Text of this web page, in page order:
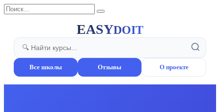
Перейти
к
Search
for:
EASYDOIT
Все школы Отзывы О проекте